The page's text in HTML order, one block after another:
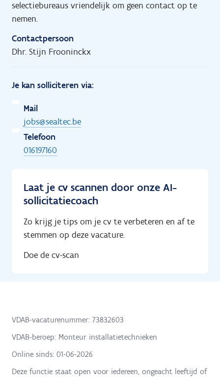
selectiebureaus vriendelijk om geen contact op te
nemen.
Contactpersoon
Dhr. Stijn Frooninckx
Je kan solliciteren via:
Mail
jobs@sealtec.be
Telefoon
016197160
Laat je cv scannen door onze AI-
sollicitatiecoach
Zo krijg je tips om je cv te verbeteren en af te
stemmen op deze vacature.
Doe de cv-scan
VDAB-vacaturenummer: 73832603
VDAB-beroep: Monteur installatietechnieken
Online sinds: 01-06-2026
Deze functie staat open voor iedereen, ongeacht leeftijd of